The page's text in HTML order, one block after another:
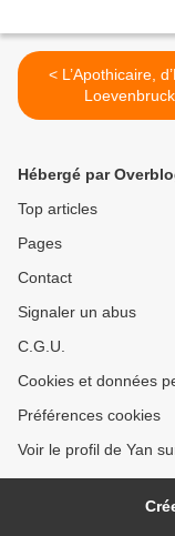
< L’Apothicaire, d’Henri
Loevenbruck
Hébergé par
Top articles
Pages
Contact
Signaler un abus
C.G.U.
Cookies et données
Préférences cookies
Voir le profil de Yan